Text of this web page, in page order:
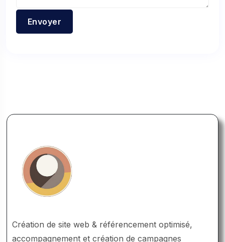
Création de site web & référencement optimisé,
accompagnement et création de campagnes